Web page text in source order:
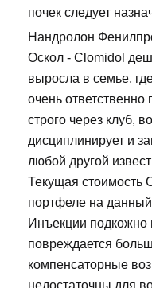
почек следует
Нандролон
Оскол - Clomidol
выросла в семье,
очень
строго через клуб,
дисциплинирует и
любой другой
Текущая стоимость
портфеле на
Инъекции
повреждается
компенсаторные
недостаточны для